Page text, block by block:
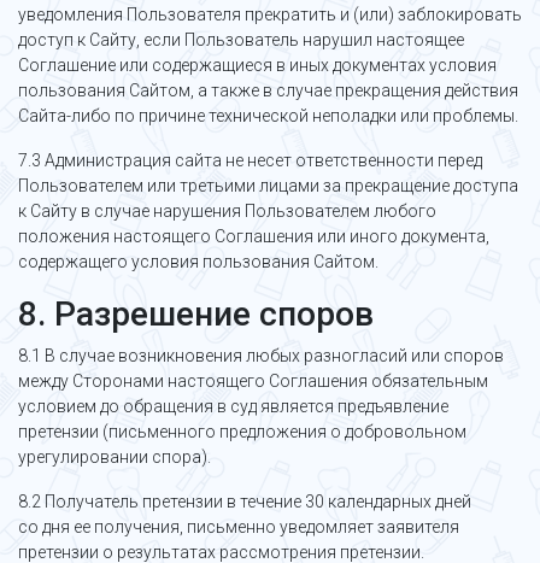
уведомления Пользователя прекратить и (или) заблокировать
доступ к Сайту, если Пользователь нарушил настоящее
Соглашение или содержащиеся в иных документах условия
пользования Сайтом, а также в случае прекращения действия
Сайта-либо по причине технической неполадки или проблемы.
7.3 Администрация сайта не несет ответственности перед
Пользователем или третьими лицами за прекращение доступа
к Сайту в случае нарушения Пользователем любого
положения настоящего Соглашения или иного документа,
содержащего условия пользования Сайтом.
8. Разрешение споров
8.1 В случае возникновения любых разногласий или споров
между Сторонами настоящего Соглашения обязательным
условием до обращения в суд является предъявление
претензии (письменного предложения о добровольном
урегулировании спора).
8.2 Получатель претензии в течение 30 календарных дней
со дня ее получения, письменно уведомляет заявителя
претензии о результатах рассмотрения претензии.